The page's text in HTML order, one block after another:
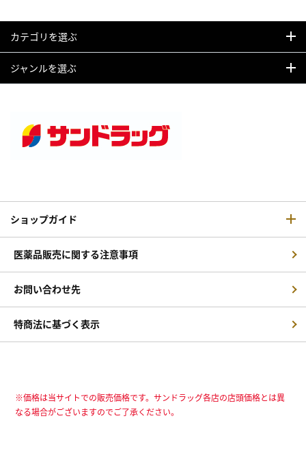
カテゴリを選ぶ
ジャンルを選ぶ
ショップガイド
医薬品販売に関する注意事項
お問い合わせ先
特商法に基づく表示
※価格は当サイトでの販売価格です。サンドラッグ各店の店頭価格とは異
なる場合がございますのでご了承ください。